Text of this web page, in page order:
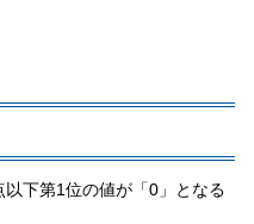
下第1位の値が「0」となる